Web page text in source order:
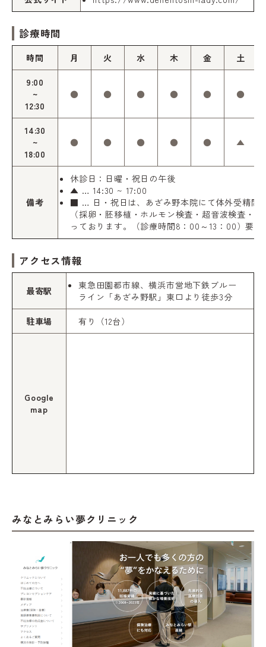
診療時間
時間 月 火 水 木 金 土
9:00
~
12:30
● ● ● ● ● ●
14:30
~
18:00
● ● ● ● ● ▲
備考
休診日：日曜・祝日の午後
▲ … 14:30 ~ 17:00
■ … 日・祝日は、あざみ野本院にて体外受精関
（採卵・胚移植・ホルモン検査・超音波検査・
っております。（診療時間8：00～13：00）要予
アクセス情報
最寄駅
東急田園都市線、横浜市営地下鉄ブルー
ライン「あざみ野駅」東口より徒歩3分
駐車場 有り（12台）
Google
map
みなとみらい夢クリニック